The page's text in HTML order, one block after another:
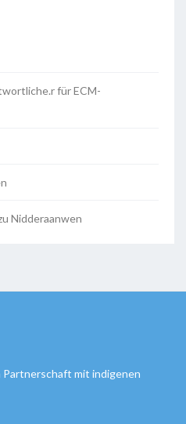
für ECM-
Nidderaanwen
Partnerschaft mit indigenen